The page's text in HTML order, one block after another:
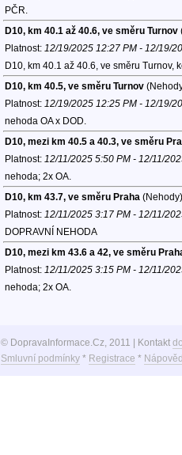
PČR.
D10, km 40.1 až 40.6, ve směru Turnov
Platnost: 12/19/2025 12:27 PM - 12/19/
D10, km 40.1 až 40.6, ve směru Turnov,
D10, km 40.5, ve směru Turnov
Platnost: 12/19/2025 12:25 PM - 12/19/
nehoda OA x DOD.
D10, mezi km 40.5 a 40.3, ve směru
Platnost: 12/11/2025 5:50 PM - 12/11/
nehoda; 2x OA.
D10, km 43.7, ve směru Praha (Nehody)
Platnost: 12/11/2025 3:17 PM - 12/11/
DOPRAVNÍ NEHODA
D10, mezi km 43.6 a 42, ve směru
Platnost: 12/11/2025 3:15 PM - 12/11/
nehoda; 2x OA.
© DopravaInformace.Cz, 2011 | Kontakt
Smluvní podmínky* Registrace *